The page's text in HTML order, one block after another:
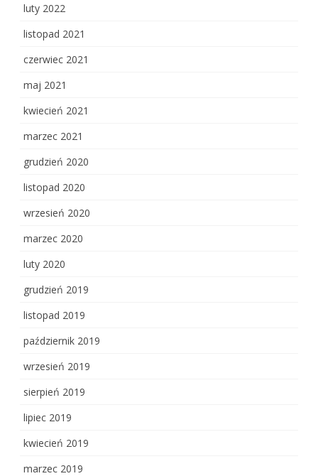
luty 2022
listopad 2021
czerwiec 2021
maj 2021
kwiecień 2021
marzec 2021
grudzień 2020
listopad 2020
wrzesień 2020
marzec 2020
luty 2020
grudzień 2019
listopad 2019
październik 2019
wrzesień 2019
sierpień 2019
lipiec 2019
kwiecień 2019
marzec 2019